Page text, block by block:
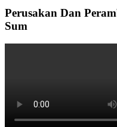
Perusakan Dan
Sum